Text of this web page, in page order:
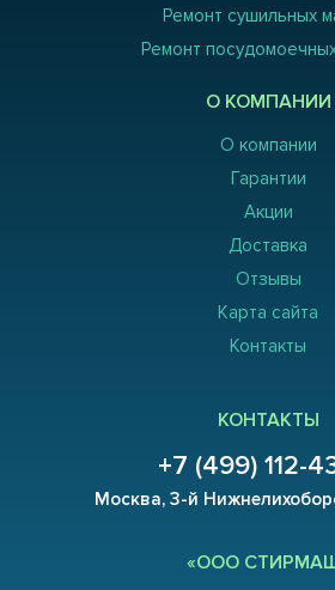
Ремонт сушильных
Ремонт
О КОМПАНИИ
О компании
Гарантии
Акции
Доставка
Отзывы
Карта сайта
Контакты
КОНТАКТЫ
+7 (499) 112-
Москва, 3-й
«ООО